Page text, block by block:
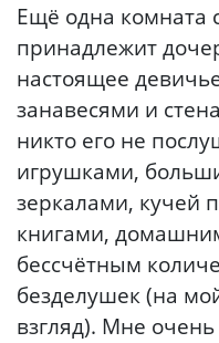
Ещё одна комната
принадлежит
настоящее
занавесями и
никто его не
игрушками,
зеркалами, кучей
книгами,
бессчётным
безделушек (на
взгляд). Мне